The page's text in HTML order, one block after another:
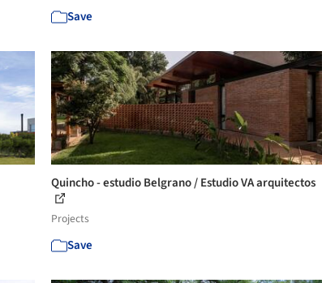
Save
Quincho - estudio Belgrano / Estudio VA arquitectos
Projects
Save